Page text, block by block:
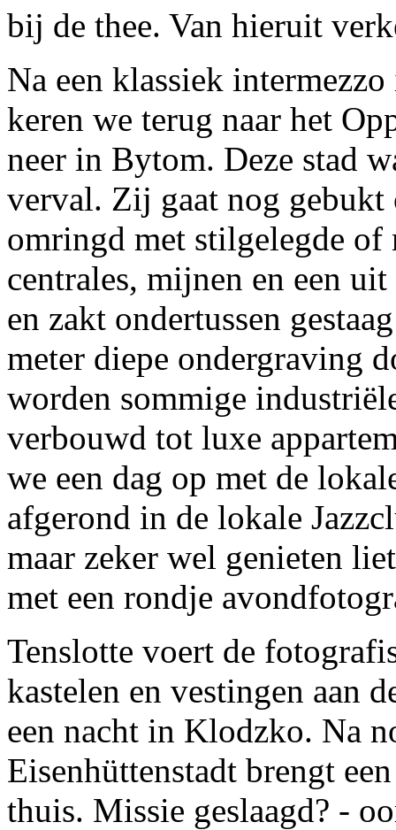
bij de thee. Van hieruit
Na een klassiek
keren we terug naar het
neer in Bytom. Deze stad
verval. Zij gaat nog gebukt
omringd met stilgelegde of
centrales, mijnen en een
en zakt ondertussen
meter diepe ondergraving
worden sommige
verbouwd tot luxe
we een dag op met de
afgerond in de lokale
maar zeker wel genieten
met een rondje
Tenslotte voert de
kastelen en vestingen aan
een nacht in Klodzko. Na
Eisenhüttenstadt brengt
thuis. Missie geslaagd? -